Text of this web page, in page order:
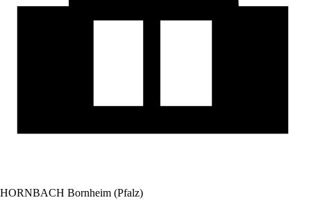
HORNBACH Bornheim (Pfalz)